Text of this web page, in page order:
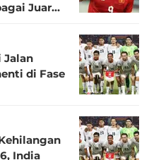
Juara
Jalan
di Fase
India